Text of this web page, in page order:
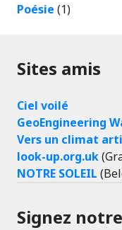
Poésie (1)
Sites amis
Ciel voilé
GeoEngineering
Vers un climat
look-up.org.uk
NOTRE SOLEIL
Signez